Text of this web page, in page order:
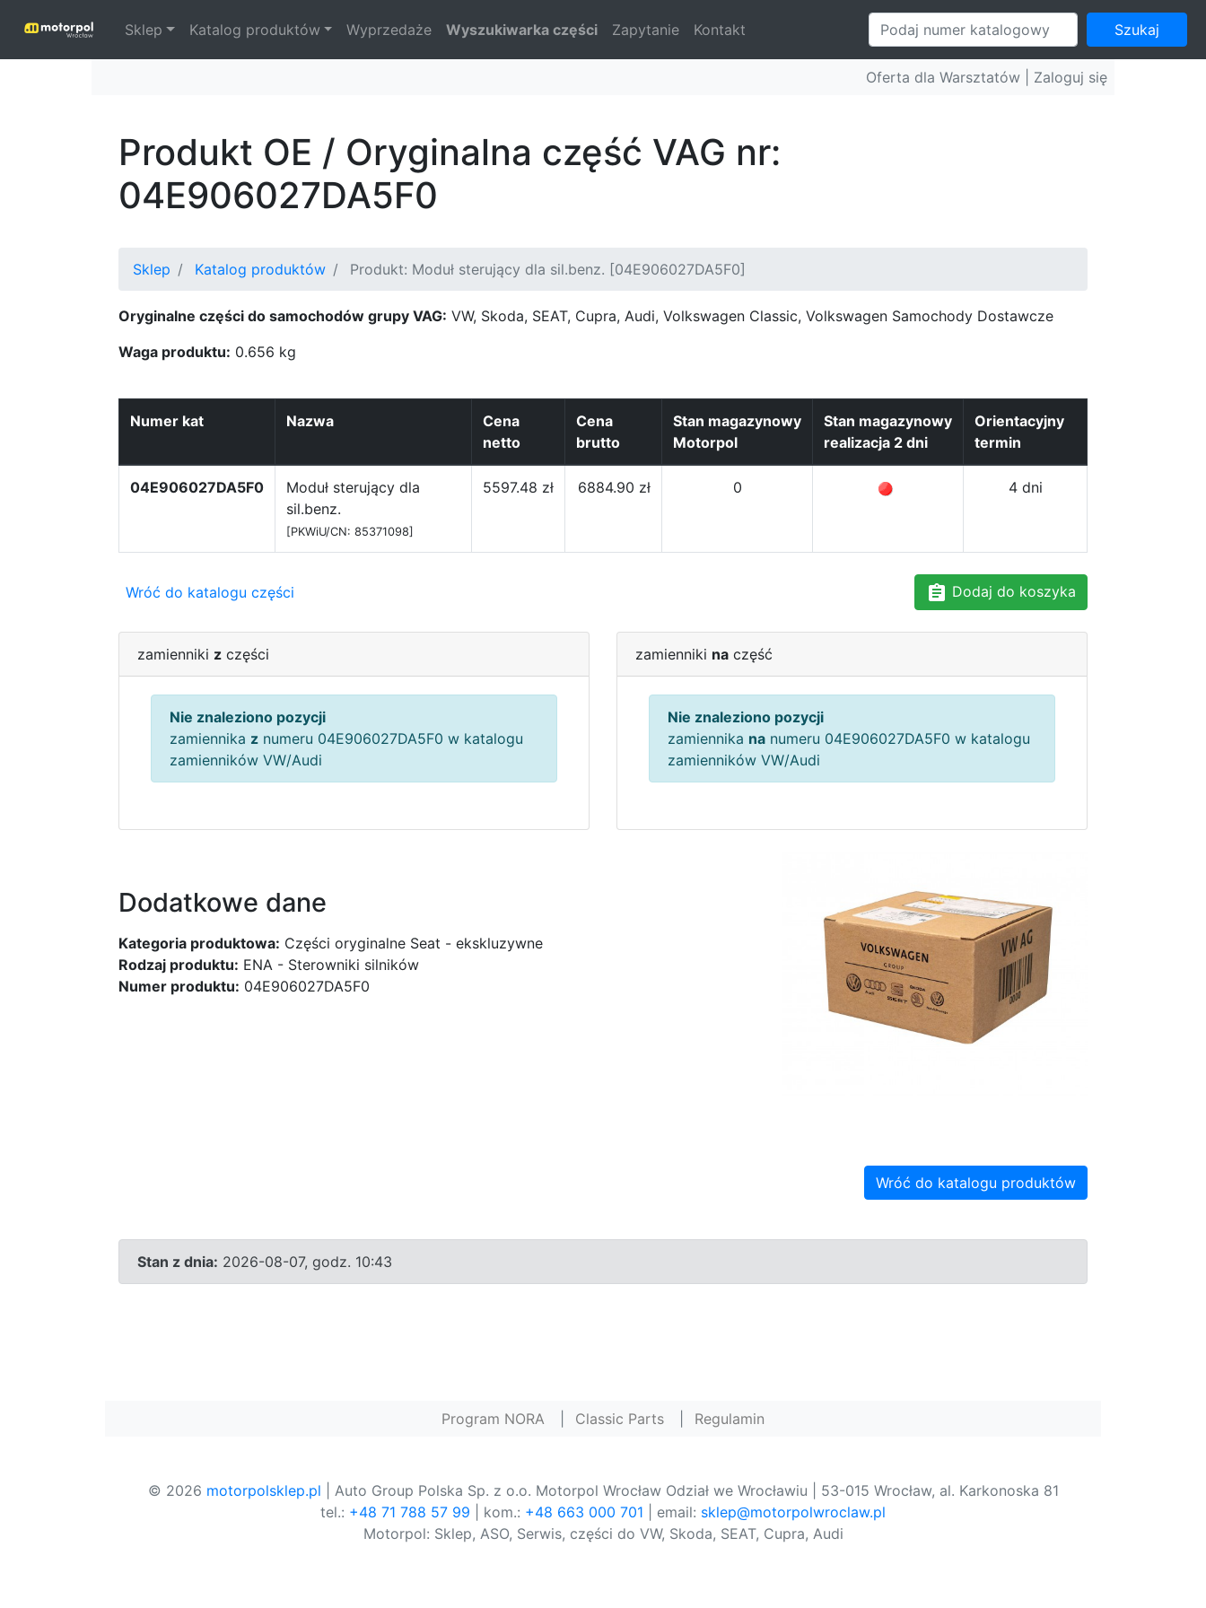
Sklep Katalog produktów Wyprzedaże Wyszukiwarka części Zapytanie Kontakt Szukaj
Oferta dla Warsztatów | Zaloguj się
Produkt OE / Oryginalna część VAG nr:
04E906027DA5F0
Sklep Katalog produktów Produkt: Moduł sterujący dla sil.benz. [04E906027DA5F0]
Oryginalne części do samochodów grupy VAG: VW, Skoda, SEAT, Cupra, Audi, Volkswagen Classic, Volkswagen Samochody Dostawcze
Waga produktu: 0.656 kg
Numer kat Nazwa
Cena
netto
Cena
brutto
Stan magazynowy
Motorpol
Stan magazynowy
realizacja 2 dni
Orientacyjny
termin
04E906027DA5F0
Moduł sterujący dla
sil.benz.
[PKWiU/CN: 85371098]
5597.48 zł 6884.90 zł 0 4 dni
Wróć do katalogu części Dodaj do koszyka
zamienniki z części
Nie znaleziono pozycji
zamiennika z numeru 04E906027DA5F0 w katalogu
zamienników VW/Audi
zamienniki na część
Nie znaleziono pozycji
zamiennika na numeru 04E906027DA5F0 w katalogu
zamienników VW/Audi
Dodatkowe dane
Kategoria produktowa: Części oryginalne Seat - ekskluzywne
Rodzaj produktu: ENA - Sterowniki silników
Numer produktu: 04E906027DA5F0
Wróć do katalogu produktów
Stan z dnia: 2026-08-07, godz. 10:43
Program NORA Classic Parts Regulamin
© 2026 motorpolsklep.pl | Auto Group Polska Sp. z o.o. Motorpol Wrocław Odział we Wrocławiu | 53-015 Wrocław, al. Karkonoska 81
tel.: +48 71 788 57 99 | kom.: +48 663 000 701 | email: sklep@motorpolwroclaw.pl
Motorpol: Sklep, ASO, Serwis, części do VW, Skoda, SEAT, Cupra, Audi